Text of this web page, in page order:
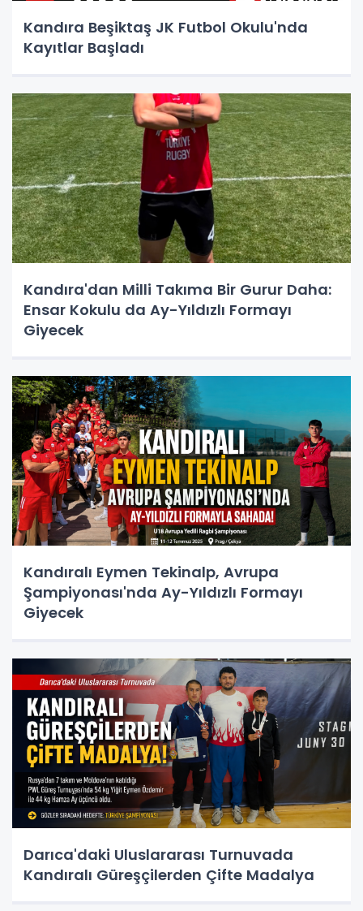
Kandıra Beşiktaş JK Futbol Okulu'nda
Kayıtlar Başladı
Kandıra'dan Milli Takıma Bir Gurur Daha:
Ensar Kokulu da Ay-Yıldızlı Formayı
Giyecek
Kandıralı Eymen Tekinalp, Avrupa
Şampiyonası'nda Ay-Yıldızlı Formayı
Giyecek
Darıca'daki Uluslararası Turnuvada
Kandıralı Güreşçilerden Çifte Madalya